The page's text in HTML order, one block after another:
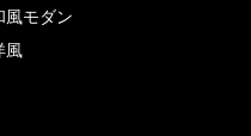
風モダン
風